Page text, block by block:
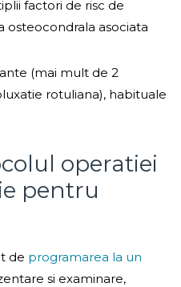
factori de risc de
osteocondrala asociata
(mai mult de 2
rotuliana), habituale
operatiei
pentru
de programarea la un
si examinare,